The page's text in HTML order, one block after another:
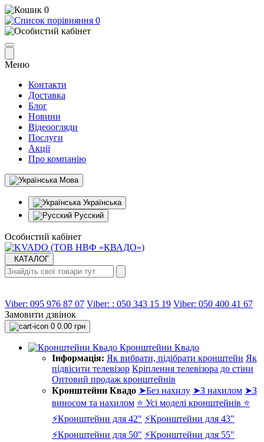
0
0
Меню
Контакти
Доставка
Блог
Новини
Відеоогляди
Послуги
Акції
Про компанію
Мова
Українська
Русский
Особистий кабінет
КАТАЛОГ
Viber: 095 976 87 07 Viber: : 050 343 15 19‬ Viber: 050 400 41 67
Замовити дзвінок
0 0.00 грн
Кронштейни Квадо
Інформація: Як вибрати, підібрати кронштейн Як
підвісити телевізор Кріплення телевізора до стіни
Оптовий продаж кронштейнів
Кронштейни Квадо ➤Без нахилу ➤З нахилом ➤З
виносом та нахилом ⭐ Усі моделі кронштейнів ⭐
⚡Кронштейни для 42" ⚡Кронштейни для 43"
⚡Кронштейни для 50" ⚡Кронштейни для 55"